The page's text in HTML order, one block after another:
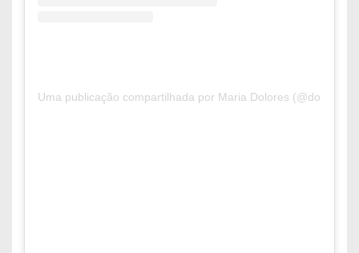
Uma publicação compartilhada por Maria Dolores